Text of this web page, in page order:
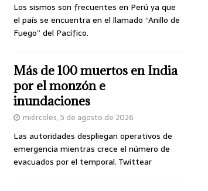
Los sismos son frecuentes en Perú ya que
el país se encuentra en el llamado “Anillo de
Fuego” del Pacífico.
Más de 100 muertos en India
por el monzón e
inundaciones
miércoles, 5 de agosto de 2026
Las autoridades despliegan operativos de
emergencia mientras crece el número de
evacuados por el temporal. Twittear